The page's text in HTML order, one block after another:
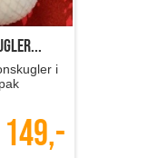
i
149,-